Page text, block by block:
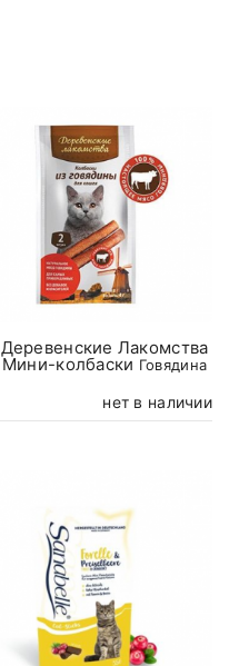
Деревенские Лакомства
Мини-колбаски Говядина
нет в наличии